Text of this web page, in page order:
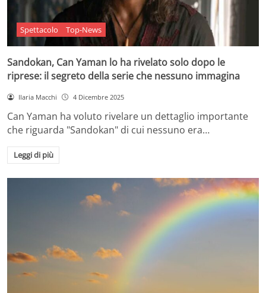
Spettacolo Top-News
Sandokan, Can Yaman lo ha rivelato solo dopo le
riprese: il segreto della serie che nessuno immagina
Ilaria Macchi 4 Dicembre 2025
Can Yaman ha voluto rivelare un dettaglio importante
che riguarda "Sandokan" di cui nessuno era…
Leggi di più